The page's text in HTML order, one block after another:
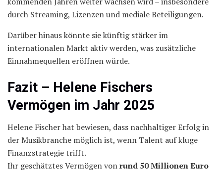
durch Streaming, Lizenzen und mediale Beteiligungen.
Darüber hinaus könnte sie künftig stärker im
internationalen Markt aktiv werden, was zusätzliche
Einnahmequellen eröffnen würde.
Fazit – Helene Fischers
Vermögen im Jahr 2025
Helene Fischer hat bewiesen, dass nachhaltiger Erfolg in
der Musikbranche möglich ist, wenn Talent auf kluge
Finanzstrategie trifft.
Ihr geschätztes Vermögen vonrund 50 Millionen Euro